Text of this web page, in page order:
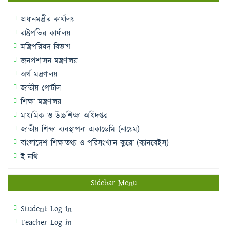
প্রধানমন্ত্রীর কার্যালয়
রাষ্ট্রপতির কার্যালয়
মন্ত্রিপরিষদ বিভাগ
জনপ্রশাসন মন্ত্রণালয়
অর্থ মন্ত্রণালয়
জাতীয় পোর্টাল
শিক্ষা মন্ত্রণালয়
মাধ্যমিক ও উচ্চশিক্ষা অধিদপ্তর
জাতীয় শিক্ষা ব্যবস্থাপনা একাডেমি (নায়েম)
বাংলাদেশ শিক্ষাতথ্য ও পরিসংখ্যান ব্যুরো (ব্যানবেইস)
ই-নথি
Sidebar Menu
Student Log in
Teacher Log in